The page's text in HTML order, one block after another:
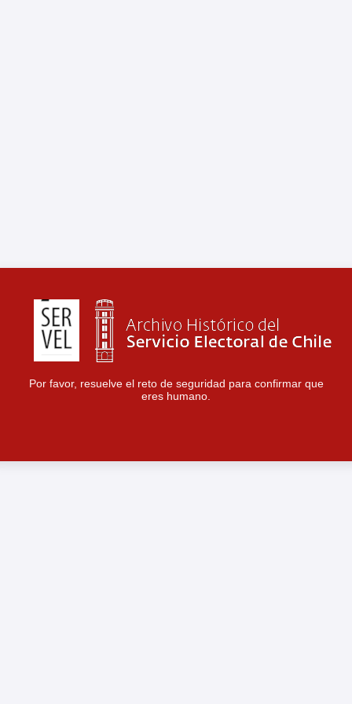
Por favor, resuelve el reto de seguridad para confirmar que
eres humano.